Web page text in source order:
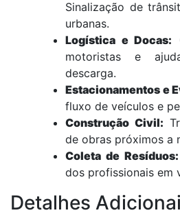
Sinalização de
urbanas.
Logística e Docas:
motoristas e
descarga.
Estacionamentos e
fluxo de veículos e
Construção Civil:
de obras próximos a
Coleta de Resíduos:
dos profissionais em
Detalhes